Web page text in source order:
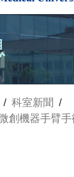
/ 科室新聞 /
創機器手臂手